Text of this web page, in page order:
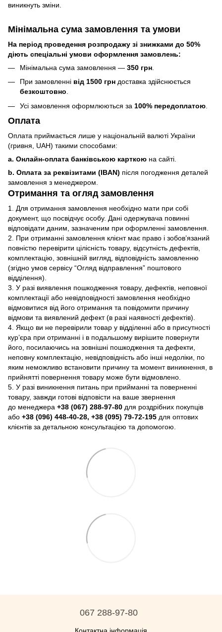
виникнуть зміни.
Мінімальна сума замовлення та умови
На період проведення розпродажу зі знижками до 50%
діють спеціальні умови оформлення замовлень:
Мінімальна сума замовлення — 350 грн
При замовленні від 1500 грн доставка здійснюється
безкоштовно.
Усі замовлення оформлюються за 100% передоплатою
Оплата
Оплата приймається лише у національній валюті України
(гривня, UAH) такими способами:
a. Онлайн-оплата банківською карткою на сайті.
b. Оплата за реквізитами (IBAN) після погодження деталей
замовлення з менеджером.
Отримання та огляд замовлення
1. Для отримання замовлення необхідно мати при собі
документ, що посвідчує особу. Дані одержувача повинні
відповідати даним, зазначеним при оформленні замовлення.
2. При отриманні замовлення клієнт має право і зобов’язаний
повністю перевірити цілісність товару, відсутність дефектів,
комплектацію, зовнішній вигляд, відповідність замовленню
(згідно умов сервісу “Огляд відправлення” поштового
відділення).
3. У разі виявлення пошкодження товару, дефектів, неповної
комплектації або невідповідності замовлення необхідно
відмовитися від його отримання та повідомити причину
відмови та виявлений дефект (в разі наявності дефектів).
4. Якщо ви не перевірили товар у відділенні або в присутності
кур’єра при отриманні і в подальшому вирішите повернути
його, посилаючись на зовнішні пошкодження та дефекти,
неповну комплектацію, невідповідність або інші недоліки, по
яким неможливо встановити причину та момент виникнення, в
прийнятті повернення товару може бути відмовлено.
5. У разі виникнення питань при прийманні та поверненні
товару, завжди готові відповісти на ваше звернення
до менеджера +38 (067) 288-97-80 для роздрібних покупців
або +38 (096) 448-40-28, +38 (095) 79-72-195 для оптових
клієнтів за детальною консультацією та допомогою.
067 288-97-80